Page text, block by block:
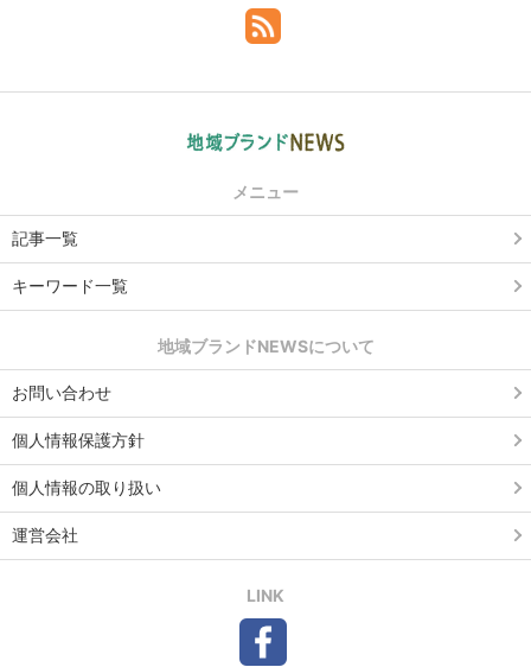
メニュー
記事一覧
キーワード一覧
地域ブランドNEWSについて
お問い合わせ
個人情報保護方針
個人情報の取り扱い
運営会社
LINK